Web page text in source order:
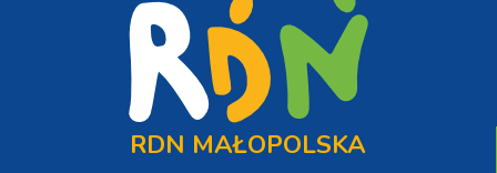
RDN MAŁOPOLSKA